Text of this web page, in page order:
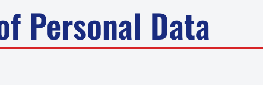
Personal Data